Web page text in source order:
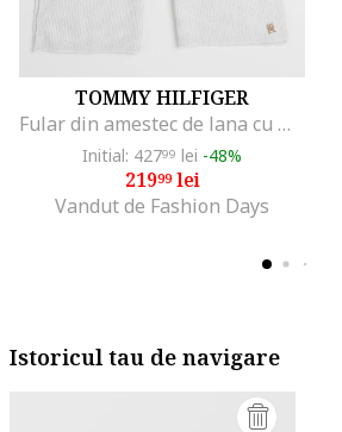
TOMMY HILFIGER
Fular din amestec de lana cu model torsade, Gri deschis
Initial: 42799 lei -48%
21999lei
Vandut de Fashion Days
Istoricul tau de navigare